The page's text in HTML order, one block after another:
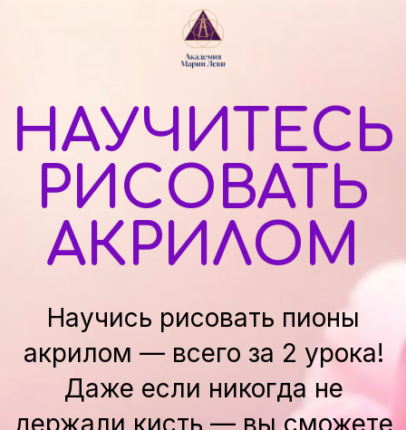
Простые техники, понятные
объяснения и вдохновение с
Научись рисовать пионы
акрилом — всего за 2 урока!
держали кисть — вы сможете
создать настоящую картину
своими руками.
НАУЧИТЕСЬ
РИСОВАТЬ
АКРИЛОМ